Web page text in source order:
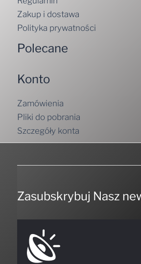
Zakup i dostawa
Polityka prywatności
Polecane
Konto
Zamówienia
Pliki do pobrania
Szczegóły konta
Zasubskrybuj Nasz